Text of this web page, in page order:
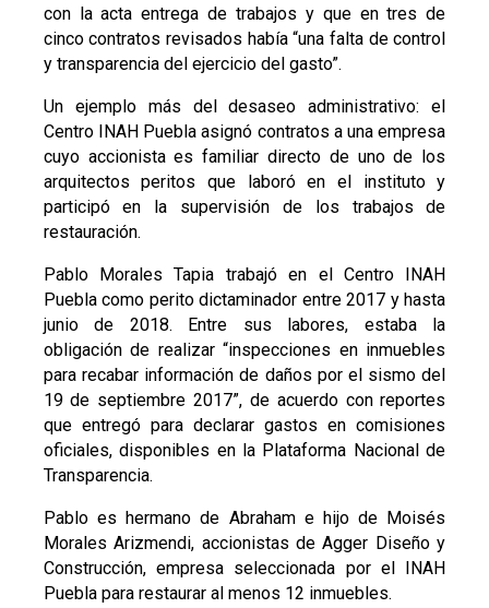
con la acta entrega de trabajos y que en tres de
cinco contratos revisados había “una falta de control
y transparencia del ejercicio del gasto”.
Un ejemplo más del desaseo administrativo: el
Centro INAH Puebla asignó contratos a una empresa
cuyo accionista es familiar directo de uno de los
arquitectos peritos que laboró en el instituto y
participó en la supervisión de los trabajos de
restauración.
Pablo Morales Tapia trabajó en el Centro INAH
Puebla como perito dictaminador entre 2017 y hasta
junio de 2018. Entre sus labores, estaba la
obligación de realizar “inspecciones en inmuebles
para recabar información de daños por el sismo del
19 de septiembre 2017”, de acuerdo con reportes
que entregó para declarar gastos en comisiones
oficiales, disponibles en la Plataforma Nacional de
Transparencia.
Pablo es hermano de Abraham e hijo de Moisés
Morales Arizmendi, accionistas de Agger Diseño y
Construcción, empresa seleccionada por el INAH
Puebla para restaurar al menos 12 inmuebles.